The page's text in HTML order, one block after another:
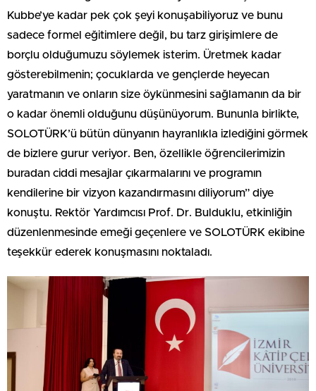
Kubbe’ye kadar pek çok şeyi konuşabiliyoruz ve bunu
sadece formel eğitimlere değil, bu tarz girişimlere de
borçlu olduğumuzu söylemek isterim. Üretmek kadar
gösterebilmenin; çocuklarda ve gençlerde heyecan
yaratmanın ve onların size öykünmesini sağlamanın da bir
o kadar önemli olduğunu düşünüyorum. Bununla birlikte,
SOLOTÜRK’ü bütün dünyanın hayranlıkla izlediğini görmek
de bizlere gurur veriyor. Ben, özellikle öğrencilerimizin
buradan ciddi mesajlar çıkarmalarını ve programın
kendilerine bir vizyon kazandırmasını diliyorum” diye
konuştu. Rektör Yardımcısı Prof. Dr. Bulduklu, etkinliğin
düzenlenmesinde emeği geçenlere ve SOLOTÜRK ekibine
teşekkür ederek konuşmasını noktaladı.